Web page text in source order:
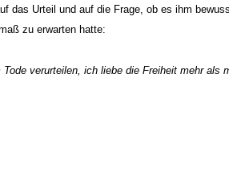
Landgericht Dresden wird er dafür zum Tode
das Urteil und auf die Frage, ob es ihm
verurteilen, ich liebe die Freiheit mehr als